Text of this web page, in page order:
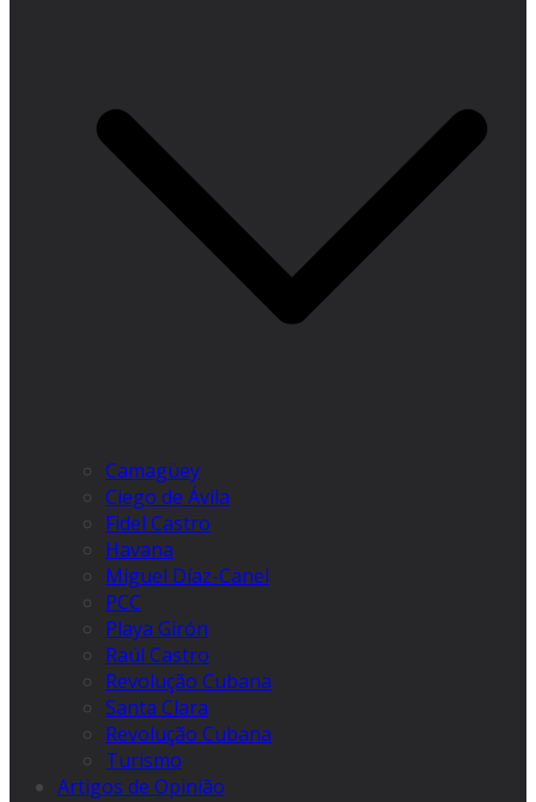
Camagüey
Ciego de Ávila
Fidel Castro
Havana
Miguel Díaz-Canel
PCC
Playa Girón
Raúl Castro
Revolução Cubana
Santa Clara
Revolução Cubana
Turismo
Artigos de Opinião